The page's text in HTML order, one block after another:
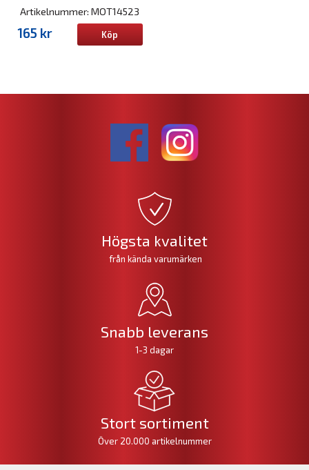
Artikelnummer: MOT14523
165 kr Köp
Högsta kvalitet
från kända varumärken
Snabb leverans
1-3 dagar
Stort sortiment
Över 20.000 artikelnummer